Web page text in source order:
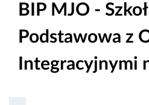
BIP MJO -
Podstawowa z
Integracyjnymi